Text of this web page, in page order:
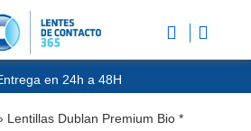
en 24h a 48H
Gafas de Lectura
Opinión de los Clientes
Lentillas Dublan Premium Bio *